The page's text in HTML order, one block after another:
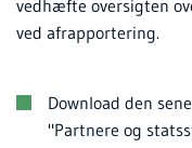
vedhæfte oversigten
ved afrapportering.
Download den
"Partnere og